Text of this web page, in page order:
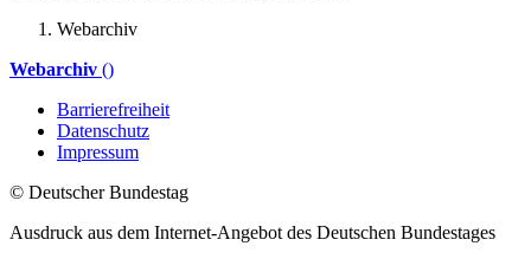
Webarchiv
Webarchiv ()
Barrierefreiheit
Datenschutz
Impressum
© Deutscher Bundestag
Ausdruck aus dem Internet-Angebot des Deutschen Bundestages